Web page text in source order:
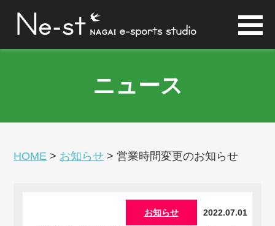
ニュース
HOME > お知らせ >営業時間変更のお知らせ
お知らせ 2022.07.01